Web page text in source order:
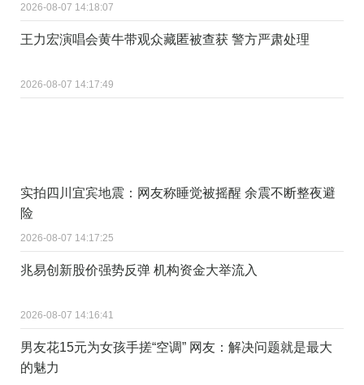
2026-08-07 14:18:07
王力宏演唱会黄牛带观众藏匿被查获 警方严肃处理
2026-08-07 14:17:49
实拍四川宜宾地震：网友称睡觉被摇醒 余震不断整夜避
险
2026-08-07 14:17:25
兆易创新股价强势反弹 机构资金大举流入
2026-08-07 14:16:41
男友花15元为女孩手搓“空调” 网友：解决问题就是最大
的魅力